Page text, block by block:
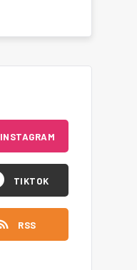
INSTAGRAM
TIKTOK
RSS